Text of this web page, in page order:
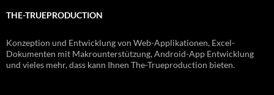
THE-TRUEPRODUCTION
Konzeption und Entwicklung von Web-Applikationen, Excel-
Dokumenten mit Makrounterstützung, Android-App Entwicklung
und vieles mehr, dass kann Ihnen The-Trueproduction bieten.